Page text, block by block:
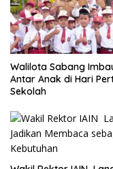
Walilota Sabang
Antar Anak di Hari
Sekolah